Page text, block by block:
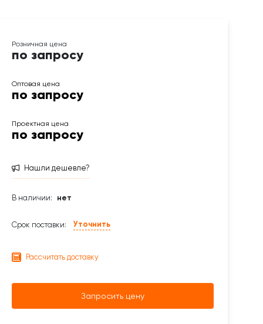
по запросу
по запросу
по запросу
Нашли дешевле?
В наличии: нет
Срок поставки: Уточнить
Рассчитать доставку
Запросить цену